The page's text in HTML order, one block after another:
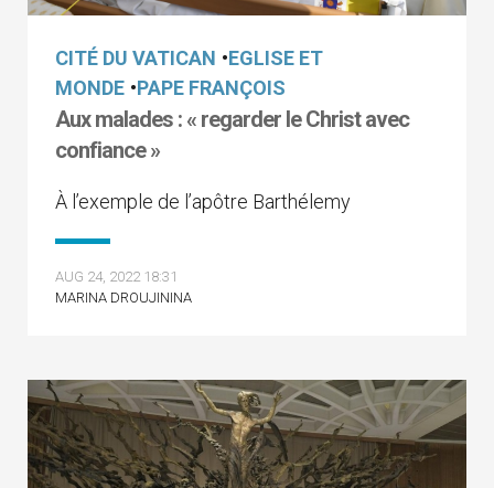
CITÉ DU VATICAN •EGLISE ET
MONDE •PAPE FRANÇOIS
Aux malades : « regarder le Christ avec
confiance »
À l’exemple de l’apôtre Barthélemy
AUG 24, 2022 18:31
MARINA DROUJININA